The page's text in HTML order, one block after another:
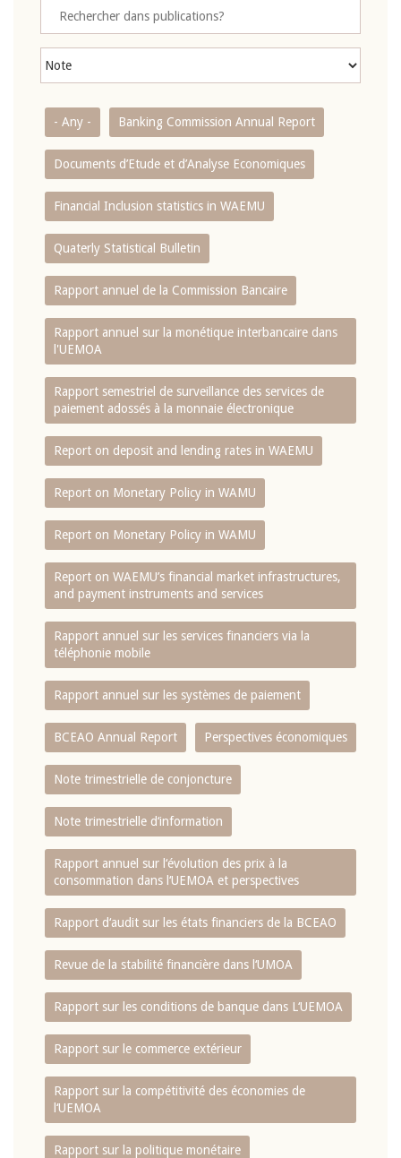
- Any - Banking Commission Annual Report
Documents d’Etude et d’Analyse Economiques
Financial Inclusion statistics in WAEMU
Quaterly Statistical Bulletin
Rapport annuel de la Commission Bancaire
Rapport annuel sur la monétique interbancaire dans
l'UEMOA
Rapport semestriel de surveillance des services de
paiement adossés à la monnaie électronique
Report on deposit and lending rates in WAEMU
Report on Monetary Policy in WAMU
Report on Monetary Policy in WAMU
Report on WAEMU’s financial market infrastructures,
and payment instruments and services
Rapport annuel sur les services financiers via la
téléphonie mobile
Rapport annuel sur les systèmes de paiement
BCEAO Annual Report Perspectives économiques
Note trimestrielle de conjoncture
Note trimestrielle d‘information
Rapport annuel sur l‘évolution des prix à la
consommation dans l‘UEMOA et perspectives
Rapport d‘audit sur les états financiers de la BCEAO
Revue de la stabilité financière dans l‘UMOA
Rapport sur les conditions de banque dans L‘UEMOA
Rapport sur le commerce extérieur
Rapport sur la compétitivité des économies de
l‘UEMOA
Rapport sur la politique monétaire